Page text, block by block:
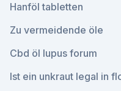
Hanföl tabletten
Zu vermeidende öle
Cbd öl lupus forum
Ist ein unkraut legal in